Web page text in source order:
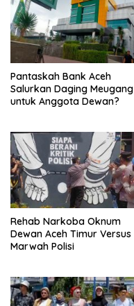
Pantaskah Bank Aceh
Salurkan Daging Meugang
untuk Anggota Dewan?
Rehab Narkoba Oknum
Dewan Aceh Timur Versus
Marwah Polisi